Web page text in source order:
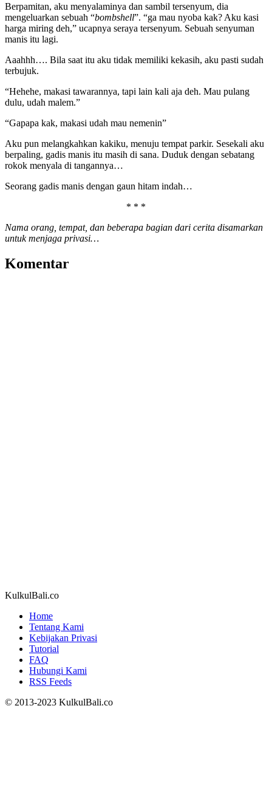
Berpamitan, aku menyalaminya dan sambil tersenyum, dia
mengeluarkan sebuah “bombshell”. “ga mau nyoba kak? Aku kasi
harga miring deh,” ucapnya seraya tersenyum. Sebuah senyuman
manis itu lagi.
Aaahhh…. Bila saat itu aku tidak memiliki kekasih, aku pasti sudah
terbujuk.
“Hehehe, makasi tawarannya, tapi lain kali aja deh. Mau pulang
dulu, udah malem.”
“Gapapa kak, makasi udah mau nemenin”
Aku pun melangkahkan kakiku, menuju tempat parkir. Sesekali aku
berpaling, gadis manis itu masih di sana. Duduk dengan sebatang
rokok menyala di tangannya…
Seorang gadis manis dengan gaun hitam indah…
* * *
Nama orang, tempat, dan beberapa bagian dari cerita disamarkan
untuk menjaga privasi…
Komentar
KulkulBali.co
Home
Tentang Kami
Kebijakan Privasi
Tutorial
FAQ
Hubungi Kami
RSS Feeds
© 2013-2023 KulkulBali.co